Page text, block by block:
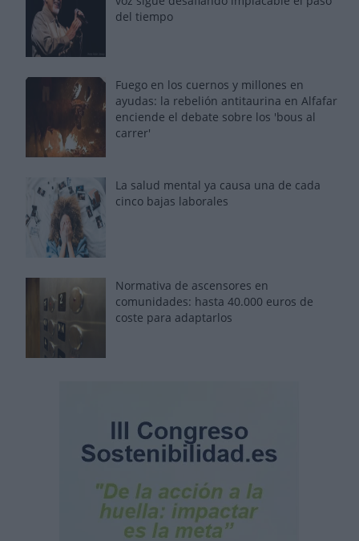
del tiempo
Fuego en los cuernos y millones en
ayudas: la rebelión antitaurina en Alfafar
enciende el debate sobre los 'bous al
carrer'
La salud mental ya causa una de cada
cinco bajas laborales
Normativa de ascensores en
comunidades: hasta 40.000 euros de
coste para adaptarlos